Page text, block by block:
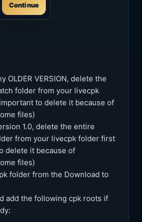
Continue
OLDER VERSION, delete the
folder from your livecpk
to delete it because of
files)
1.0, delete the entire
from your livecpk folder first
delete it because of
files)
folder from the Download to
add the following cpk roots if